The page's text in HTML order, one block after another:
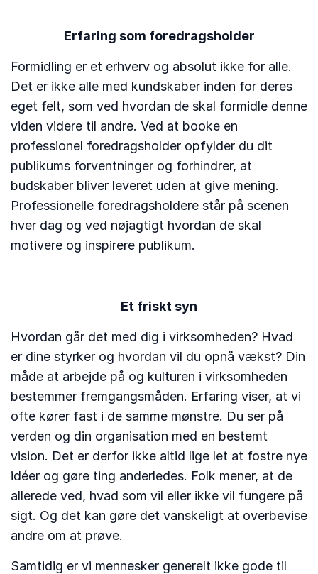
Erfaring som foredragsholder
Formidling er et erhverv og absolut ikke for alle.
Det er ikke alle med kundskaber inden for deres
eget felt, som ved hvordan de skal formidle denne
viden videre til andre. Ved at booke en
professionel foredragsholder opfylder du dit
publikums forventninger og forhindrer, at
budskaber bliver leveret uden at give mening.
Professionelle foredragsholdere står på scenen
hver dag og ved nøjagtigt hvordan de skal
motivere og inspirere publikum.
Et friskt syn
Hvordan går det med dig i virksomheden? Hvad
er dine styrker og hvordan vil du opnå vækst? Din
måde at arbejde på og kulturen i virksomheden
bestemmer fremgangsmåden. Erfaring viser, at vi
ofte kører fast i de samme mønstre. Du ser på
verden og din organisation med en bestemt
vision. Det er derfor ikke altid lige let at fostre nye
idéer og gøre ting anderledes. Folk mener, at de
allerede ved, hvad som vil eller ikke vil fungere på
sigt. Og det kan gøre det vanskeligt at overbevise
andre om at prøve.
Samtidig er vi mennesker generelt ikke gode til